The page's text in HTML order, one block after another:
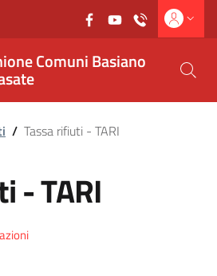
Comuni Basiano
/ Tassa rifiuti - TARI
- TARI